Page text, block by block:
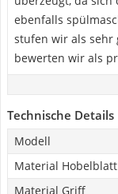
ebenfalls
stufen wir als sehr
bewerten wir als
Technische Details
Modell
Material Hobelblatt
Material Griff